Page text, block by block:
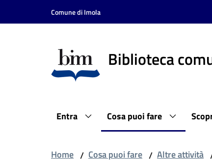
Vai al contenuto
Vai alla navigazione
Comune di Imola
Biblioteca
Entra Cosa puoi fare
Home / Cosa puoi fare / Altre attività